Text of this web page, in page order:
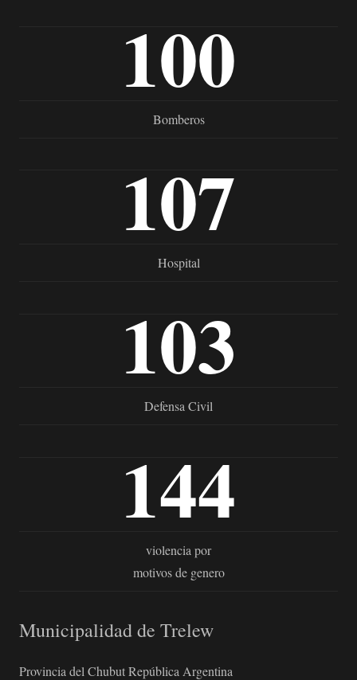
100
Bomberos
107
Hospital
103
Defensa Civil
144
violencia por
motivos de genero
Municipalidad de Trelew
Provincia del Chubut República Argentina